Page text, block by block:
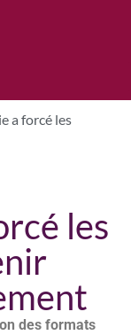
a forcé les
les
des formats